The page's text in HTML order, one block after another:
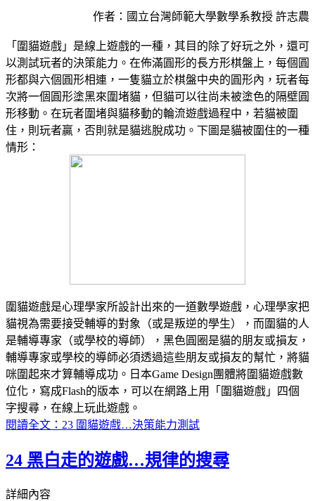
作者：國立台灣師範大學數學系教授 許志農
「圍貓遊戲」是線上遊戲的一種，其目的除了好玩之外，還可
以測試玩者的決策能力。在佈滿圓形的長方形棋盤上，每個圓
形都與六個圓形相連，一隻貓立於棋盤中央的圓形內，玩者每
次將一個圓形塗黑來圍堵貓，但貓可以往尚未被塗色的隔壁圓
形移動。在玩者圍堵與貓移動的輪流遊戲過程中，若貓被圍
住，則玩者贏，否則就是貓逃脫成功。下圖是貓被圍住的一種
情形：
圍貓遊戲是心理學家所設計出來的一道數學遊戲，心理學家把
貓視為需要接受輔導的對象（或是叛逆的學生），而圍貓的人
是輔導專家（或學校的導師），黑色圓圈是貓的朋友或損友，
輔導專家或學校的導師必須透過這些朋友或損友的幫忙，將貓
咪圍起來才算輔導成功。日本Game Design團體將圍貓遊戲數
位化，寫成Flash的版本，可以在網路上用「圍貓遊戲」四個
字搜尋，在線上玩此遊戲。
閱讀全文：23 圍貓遊戲…決策能力測試
24 黑白走的遊戲…規律的搜尋
詳細內容